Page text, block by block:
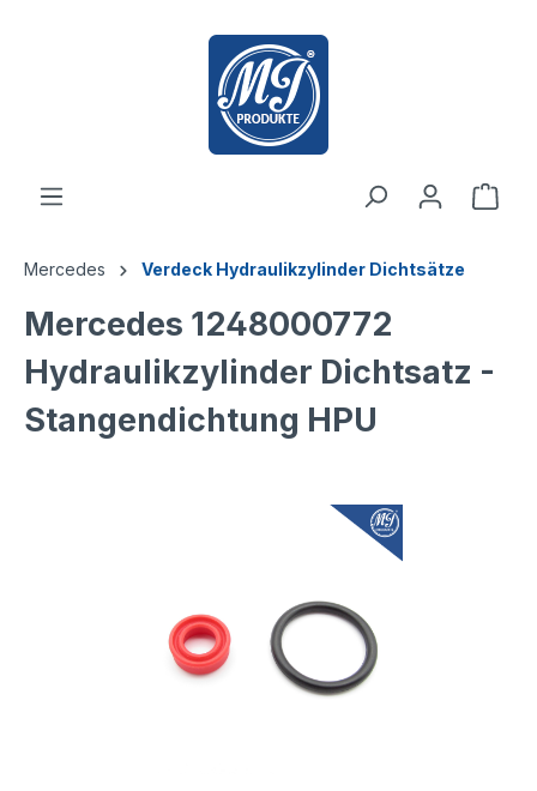
Mercedes Verdeck Hydraulikzylinder Dichtsätze
Mercedes 1248000772
Hydraulikzylinder Dichtsatz -
Stangendichtung HPU